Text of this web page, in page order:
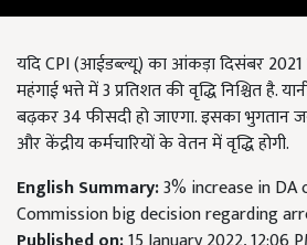
यदि CPI (आईडब्ल्यू) का आंकड़ा दिसंबर
महंगाई भत्ते में 3 प्रतिशत की वृद्धि निश्चित है.
बढ़कर 34 फीसदी हो जाएगा. इसका भुगतान
और केंद्रीय कर्मचारियों के वेतन में वृद्धि होगी.
English Summary:3% increase in DA
Commission big decision regarding